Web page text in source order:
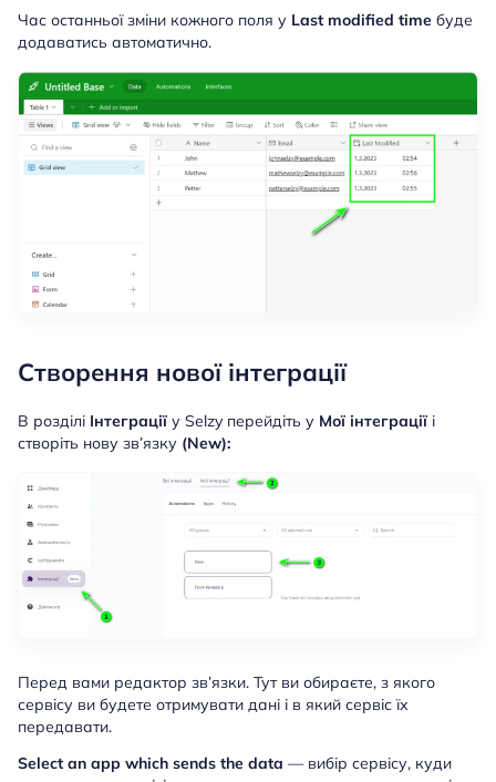
Час останньої зміни кожного поля у Last modified time буде
додаватись автоматично.
Створення нової інтеграції
В розділі Інтеграції у Selzy перейдіть у Мої інтеграції і
створіть нову зв’язку (New):
Перед вами редактор зв’язки. Тут ви обираєте, з якого
сервісу ви будете отримувати дані і в який сервіс їх
передавати.
Select an app which sends the data — вибір сервісу, куди